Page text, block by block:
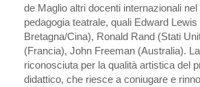
de Maglio altri docenti internazionali
pedagogia teatrale, quali Edward
Bretagna/Cina), Ronald Rand (Stati
(Francia), John Freeman (Australia).
riconosciuta per la qualità artistica del
didattico, che riesce a coniugare e